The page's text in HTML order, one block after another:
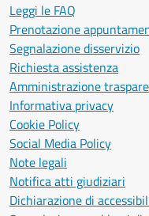
Leggi le FAQ
Prenotazione
Segnalazione disservizio
Richiesta assistenza
Amministrazione
Informativa privacy
Cookie Policy
Social Media Policy
Note legali
Notifica atti giudiziari
Dichiarazione di